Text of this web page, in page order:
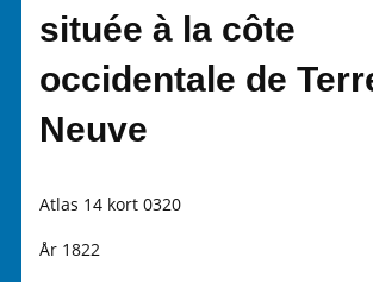
située à la côte
occidentale de
Neuve
Atlas 14 kort 0320
År 1822